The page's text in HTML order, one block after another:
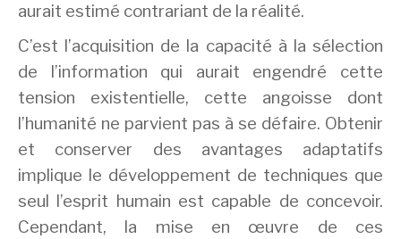
aurait estimé contrariant de la réalité.
C’est l’acquisition de la capacité à la sélection
de l’information qui aurait engendré cette
tension existentielle, cette angoisse dont
l’humanité ne parvient pas à se défaire. Obtenir
et conserver des avantages adaptatifs
implique le développement de techniques que
seul l’esprit humain est capable de concevoir.
Cependant, la mise en œuvre de ces